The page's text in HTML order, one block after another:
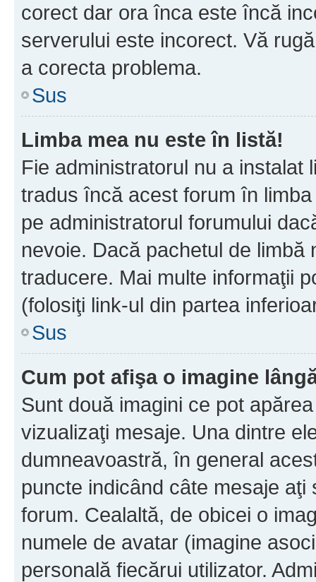
corect dar ora înca este încă
serverului este incorect. Vă
a corecta problema.
Sus
Limba mea nu este în listă!
Fie administratorul nu a instalat
tradus încă acest forum în
pe administratorul forumului
nevoie. Dacă pachetul de
traducere. Mai multe informaţii
(folosiţi link-ul din partea
Sus
Cum pot afişa o imagine
Sunt două imagini ce pot
vizualizaţi mesaje. Una dintre
dumneavoastră, în general
puncte indicând câte mesaje
forum. Cealaltă, de obicei o
numele de avatar (imagine
personală fiecărui utilizator.